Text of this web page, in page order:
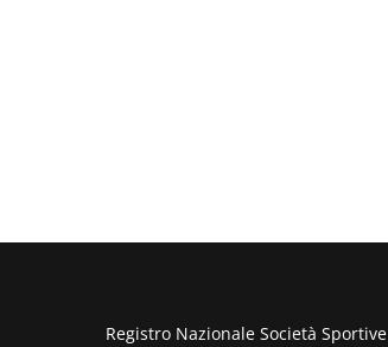
Registro Nazionale Società Sportive